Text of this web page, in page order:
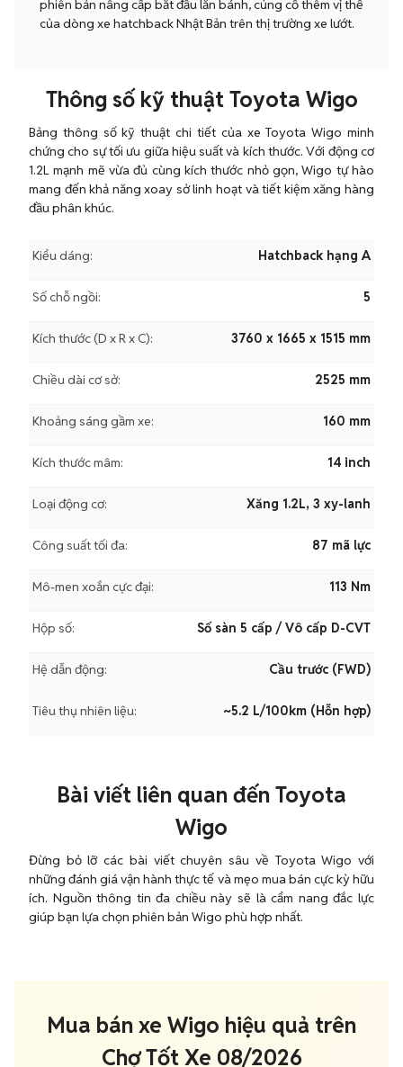
phiên bản nâng cấp bắt đầu lăn bánh, củng cố thêm vị thế
của dòng xe hatchback Nhật Bản trên thị trường xe lướt.
Thông số kỹ thuật Toyota Wigo
Bảng thông số kỹ thuật chi tiết của xe Toyota Wigo minh
chứng cho sự tối ưu giữa hiệu suất và kích thước. Với động cơ
1.2L mạnh mẽ vừa đủ cùng kích thước nhỏ gọn, Wigo tự hào
mang đến khả năng xoay sở linh hoạt và tiết kiệm xăng hàng
đầu phân khúc.
Kiểu dáng: Hatchback hạng A
Số chỗ ngồi: 5
Kích thước (D x R x C): 3760 x 1665 x 1515 mm
Chiều dài cơ sở: 2525 mm
Khoảng sáng gầm xe: 160 mm
Kích thước mâm: 14 inch
Loại động cơ: Xăng 1.2L, 3 xy-lanh
Công suất tối đa: 87 mã lực
Mô-men xoắn cực đại: 113 Nm
Hộp số: Số sàn 5 cấp / Vô cấp D-CVT
Hệ dẫn động: Cầu trước (FWD)
Tiêu thụ nhiên liệu: ~5.2 L/100km (Hỗn hợp)
Bài viết liên quan đến Toyota
Wigo
Đừng bỏ lỡ các bài viết chuyên sâu về Toyota Wigo với
những đánh giá vận hành thực tế và mẹo mua bán cực kỳ hữu
ích. Nguồn thông tin đa chiều này sẽ là cẩm nang đắc lực
giúp bạn lựa chọn phiên bản Wigo phù hợp nhất.
Mua bán xe Wigo hiệu quả trên
Chợ Tốt Xe 08/2026